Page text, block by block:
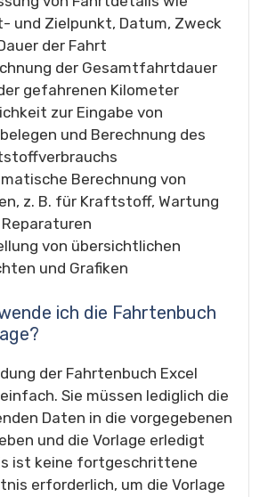
und Zielpunkt, Datum, Zweck
der Fahrt
der Gesamtfahrtdauer
gefahrenen Kilometer
zur Eingabe von
und Berechnung des
Berechnung von
z. B. für Kraftstoff, Wartung
von übersichtlichen
und Grafiken
ich die Fahrtenbuch
der Fahrtenbuch Excel
Sie müssen lediglich die
Daten in die vorgegebenen
und die Vorlage erledigt
ist keine fortgeschrittene
erforderlich, um die Vorlage